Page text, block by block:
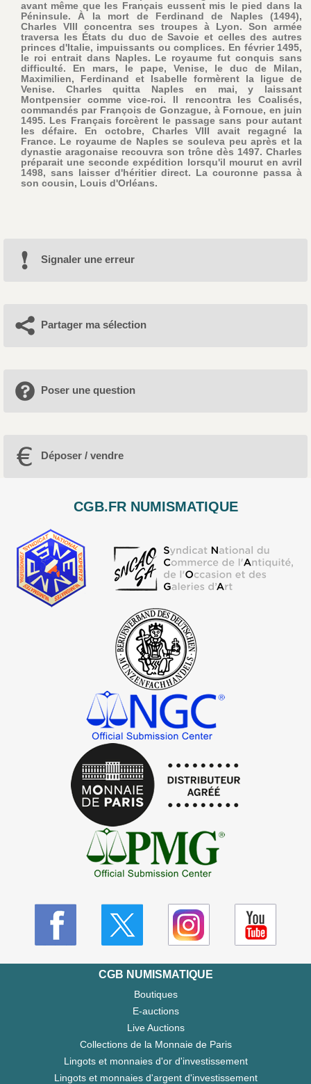
avant même que les Français eussent mis le pied dans la
Péninsule. À la mort de Ferdinand de Naples (1494),
Charles VIII concentra ses troupes à Lyon. Son armée
traversa les États du duc de Savoie et celles des autres
princes d'Italie, impuissants ou complices. En février 1495,
le roi entrait dans Naples. Le royaume fut conquis sans
difficulté. En mars, le pape, Venise, le duc de Milan,
Maximilien, Ferdinand et Isabelle formèrent la ligue de
Venise. Charles quitta Naples en mai, y laissant
Montpensier comme vice-roi. Il rencontra les Coalisés,
commandés par François de Gonzague, à Fornoue, en juin
1495. Les Français forcèrent le passage sans pour autant
les défaire. En octobre, Charles VIII avait regagné la
France. Le royaume de Naples se souleva peu après et la
dynastie aragonaise recouvra son trône dès 1497. Charles
préparait une seconde expédition lorsqu'il mourut en avril
1498, sans laisser d'héritier direct. La couronne passa à
son cousin, Louis d'Orléans.
Signaler une erreur
Partager ma sélection
Poser une question
Déposer / vendre
CGB.FR NUMISMATIQUE
CGB NUMISMATIQUE
Boutiques
E-auctions
Live Auctions
Collections de la Monnaie de Paris
Lingots et monnaies d'or d'investissement
Lingots et monnaies d'argent d'investissement